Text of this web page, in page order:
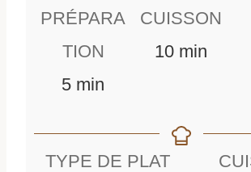
PRÉPARA
TION
5mmin
CUISSON
10m
u
min
TYPE DE PLAT